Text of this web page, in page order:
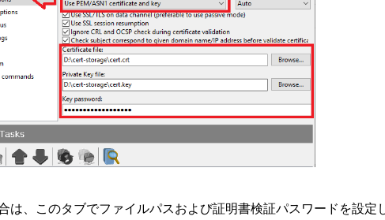
は、このタブでファイルパスおよび証明書検証パスワードを設定